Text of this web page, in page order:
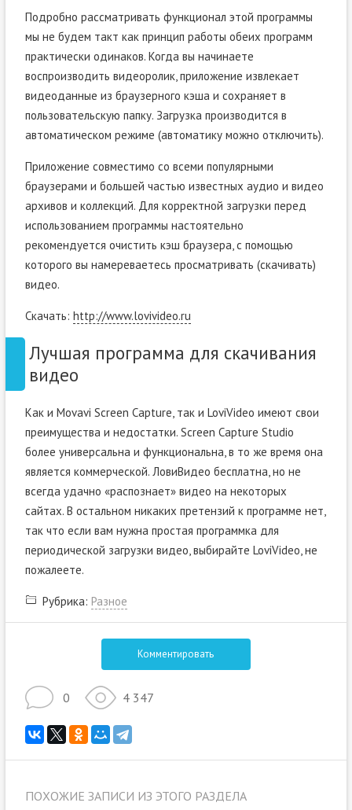
Подробно рассматривать функционал этой программы
мы не будем такт как принцип работы обеих программ
практически одинаков. Когда вы начинаете
воспроизводить видеоролик, приложение извлекает
видеоданные из браузерного кэша и сохраняет в
пользовательскую папку. Загрузка производится в
автоматическом режиме (автоматику можно отключить).
Приложение совместимо со всеми популярными
браузерами и большей частью известных аудио и видео
архивов и коллекций. Для корректной загрузки перед
использованием программы настоятельно
рекомендуется очистить кэш браузера, с помощью
которого вы намереваетесь просматривать (скачивать)
видео.
Скачать: http://www.lovivideo.ru
Лучшая программа для скачивания
видео
Как и Movavi Screen Capture, так и LoviVideo имеют свои
преимущества и недостатки. Screen Capture Studio
более универсальна и функциональна, в то же время она
является коммерческой. ЛовиВидео бесплатна, но не
всегда удачно «распознает» видео на некоторых
сайтах. В остальном никаких претензий к программе нет,
так что если вам нужна простая программка для
периодической загрузки видео, выбирайте LoviVideo, не
пожалеете.
Рубрика: Разное
Комментировать
0 4 347
ПОХОЖИЕ ЗАПИСИ ИЗ ЭТОГО РАЗДЕЛА